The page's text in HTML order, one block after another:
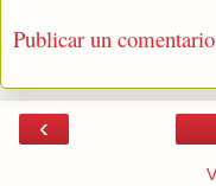
Publicar un comentario
‹